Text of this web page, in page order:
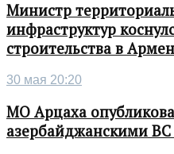
Министр
инфраструктур
строительства в
30 мая 20:20
МО Арцаха
азербайджанскими